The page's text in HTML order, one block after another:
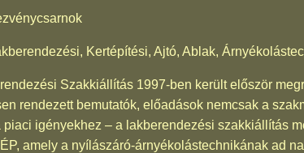
Kertépítési, Ajtó, Ablak,
Szakkiállítás 1997-ben került először
rendezett bemutatók, előadások nemcsak a
igényekhez – a lakberendezési szakkiállítás
amely a nyílászáró-árnyékolástechnikának ad